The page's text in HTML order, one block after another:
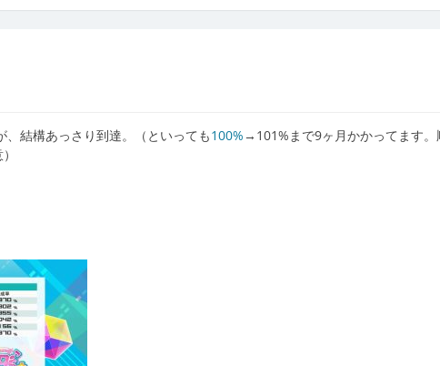
結構あっさり到達。（といっても100%→101%まで9ヶ月かかってます。